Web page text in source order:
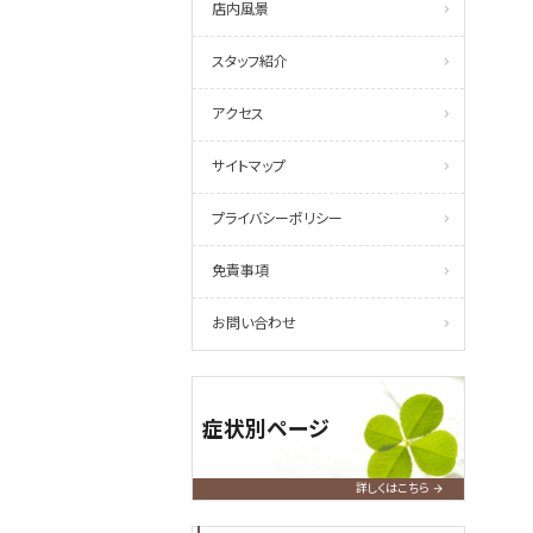
店内風景
スタッフ紹介
アクセス
サイトマップ
プライバシーポリシー
免責事項
お問い合わせ
症状別ページ
詳しくはこちら